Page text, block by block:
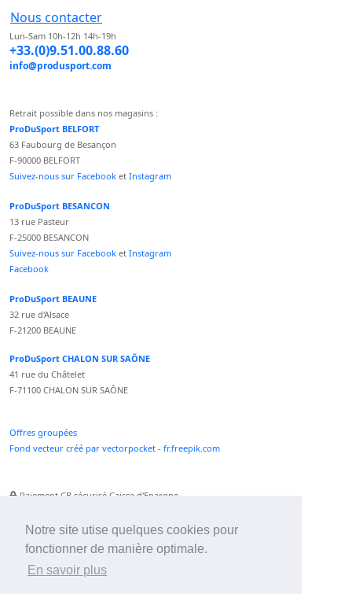
Notre site utise quelques cookies pour
fonctionner de manière optimale.
En savoir plus
Nous contacter
Lun-Sam 10h-12h 14h-19h
+33.(0)9.51.00.88.60
info@produsport.com
Retrait possible dans nos magasins :
ProDuSport BELFORT
63 Faubourg de Besançon
F-90000 BELFORT
Suivez-nous sur Facebook et Instagram
ProDuSport BESANCON
13 rue Pasteur
F-25000 BESANCON
Suivez-nous sur Facebook et Instagram
Facebook
ProDuSport BEAUNE
32 rue d'Alsace
F-21200 BEAUNE
ProDuSport CHALON SUR SAÔNE
41 rue du Châtelet
F-71100 CHALON SUR SAÔNE
Offres groupées
Fond vecteur créé par vectorpocket - fr.freepik.com
Paiement CB sécurisé Caisse d'Epargne
Paiement Paypal accepté